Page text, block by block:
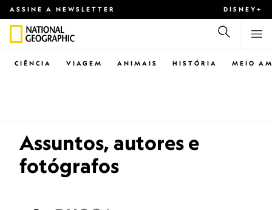
ASSINE A NEWSLETTER DISNEY+
CIÊNCIA VIAGEM ANIMAIS HISTÓRIA MEIO
Assuntos, autores e
fotógrafos